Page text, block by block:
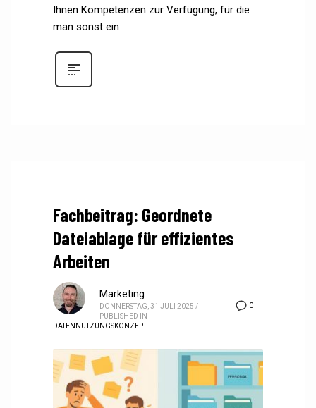
Ihnen Kompetenzen zur Verfügung, für die
man sonst ein
Fachbeitrag: Geordnete
Dateiablage für effizientes
Arbeiten
0
Marketing
DONNERSTAG, 31 JULI 2025 /
PUBLISHED IN
DATENNUTZUNGSKONZEPT